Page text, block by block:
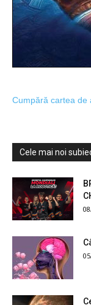
Cumpără cartea de
Cele mai noi